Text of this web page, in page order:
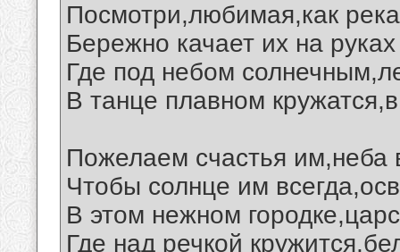
Посмотри,любимая,как
Бережно качает их на
Где под небом
В танце плавном
Пожелаем счастья им,неба
Чтобы солнце им
В этом нежном
Где над речкой